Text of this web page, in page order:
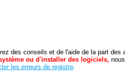
des conseils et de l'aide de la part des
ou d'installer des logiciels,
les erreurs de registre.